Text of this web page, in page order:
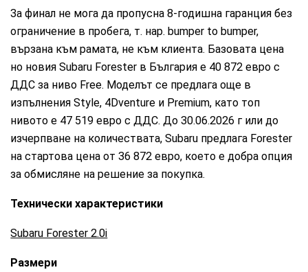
За финал не мога да пропусна 8-годишна гаранция без
ограничение в пробега, т. нар. bumper to bumper,
вързана към рамата, не към клиента. Базовата цена
но новия Subaru Forester в България е 40 872 евро с
ДДС за ниво Free. Моделът се предлага още в
изпълнения Style, 4Dventure и Premium, като топ
нивото е 47 519 евро с ДДС. До 30.06.2026 г или до
изчерпване на количествата, Subaru предлага Forester
на стартова цена от 36 872 евро, което е добра опция
за обмисляне на решение за покупка.
Технически характеристики
Subaru Forester 2.0i
Размери